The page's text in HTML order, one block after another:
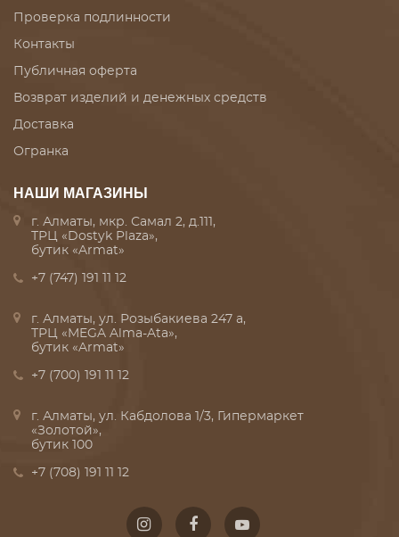
Проверка подлинности
Контакты
Публичная оферта
Возврат изделий и денежных средств
Доставка
Огранка
НАШИ МАГАЗИНЫ
г. Алматы, мкр. Самал 2, д.111,
ТРЦ «Dostyk Plaza»,
бутик «Armat»
+7 (747) 191 11 12
г. Алматы, ул. Розыбакиева 247 а,
ТРЦ «MEGA Alma-Ata»,
бутик «Armat»
+7 (700) 191 11 12
г. Алматы, ул. Кабдолова 1/3, Гипермаркет
«Золотой»,
бутик 100
+7 (708) 191 11 12